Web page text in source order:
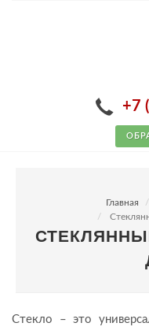
+7
Главная
Стекло – это